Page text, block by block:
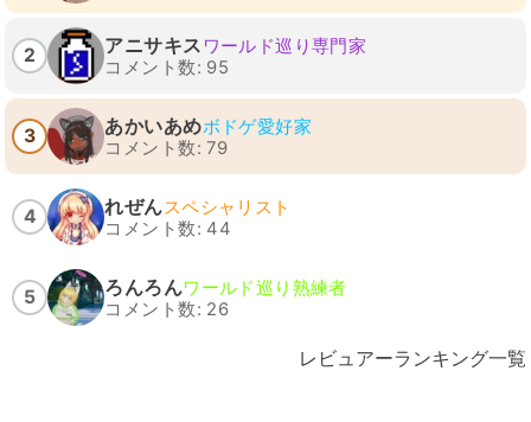
2 アニサキス ワールド巡り専門家
コメント数: 95
3 あかいあめボドゲ愛好家
コメント数: 79
4 れぜんスペシャリスト
コメント数: 44
5 ろんろんワールド巡り熟練者
コメント数: 26
レビュアーランキング一覧